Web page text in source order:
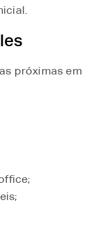
próximas em